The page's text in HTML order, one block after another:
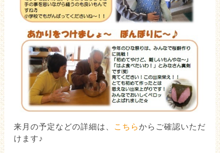
来月の予定などの詳細は、 こちらからご確認いただ
けます♪